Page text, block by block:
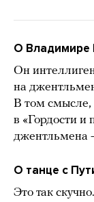
О Владимире
Он
на
В том смысле,
в «Гордости и
джентльмена
О танце с
Это так